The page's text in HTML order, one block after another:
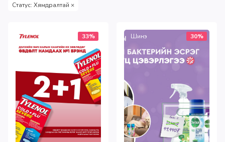
Статус: Хямдралтай ×
33% Шинэ 30%